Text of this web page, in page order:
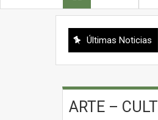
Últimas Noticias
ARTE –